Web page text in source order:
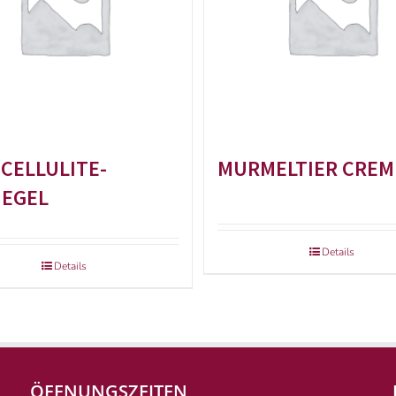
Details
MURMELTIER
Details
ÖFFNUNGSZEITEN